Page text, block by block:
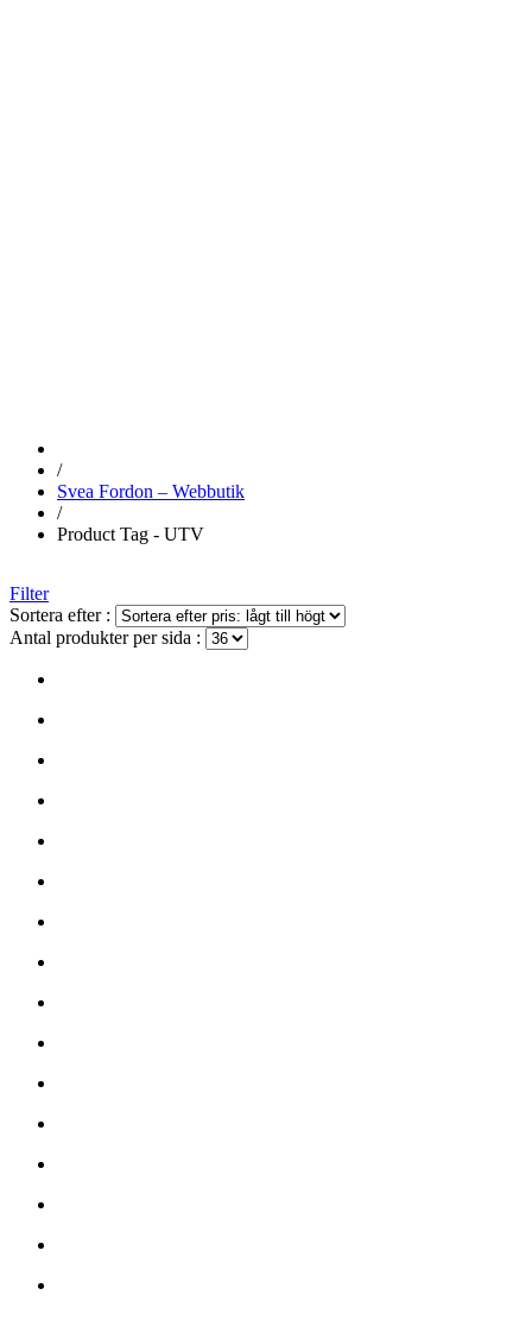
/
Svea Fordon – Webbutik
/
Product Tag - UTV
Filter
Sortera efter :
Antal produkter per sida :